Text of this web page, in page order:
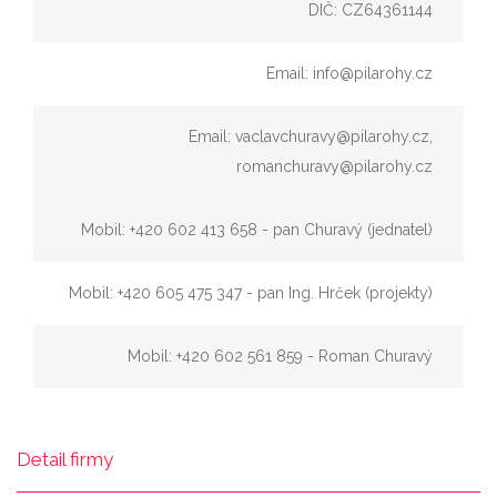
DIČ: CZ64361144
Email: info@pilarohy.cz
Email: vaclavchuravy@pilarohy.cz,
romanchuravy@pilarohy.cz
Mobil: +420 602 413 658 - pan Churavý (jednatel)
Mobil: +420 605 475 347 - pan Ing. Hrček (projekty)
Mobil: +420 602 561 859 - Roman Churavý
Detail firmy